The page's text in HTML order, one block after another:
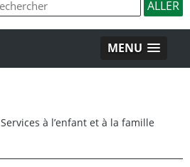
MENU
Services à l’enfant et à la famille